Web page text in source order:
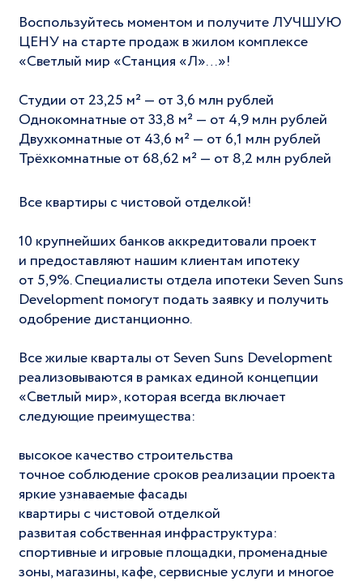
Воспользуйтесь моментом и получите ЛУЧШУЮ
ЦЕНУ на старте продаж в жилом комплексе
«Светлый мир «Станция «Л»…»!
Студии от 23,25 м² — от 3,6 млн рублей
Однокомнатные от 33,8 м² — от 4,9 млн рублей
Двухкомнатные от 43,6 м² — от 6,1 млн рублей
Трёхкомнатные от 68,62 м² — от 8,2 млн рублей
Все квартиры с чистовой отделкой!
10 крупнейших банков аккредитовали проект
и предоставляют нашим клиентам ипотеку
от 5,9%. Специалисты отдела ипотеки Seven Suns
Development помогут подать заявку и получить
одобрение дистанционно.
Все жилые кварталы от Seven Suns Development
реализовываются в рамках единой концепции
«Светлый мир», которая всегда включает
следующие преимущества:
высокое качество строительства
точное соблюдение сроков реализации проекта
яркие узнаваемые фасады
квартиры с чистовой отделкой
развитая собственная инфраструктура:
спортивные и игровые площадки, променадные
зоны, магазины, кафе, сервисные услуги и многое